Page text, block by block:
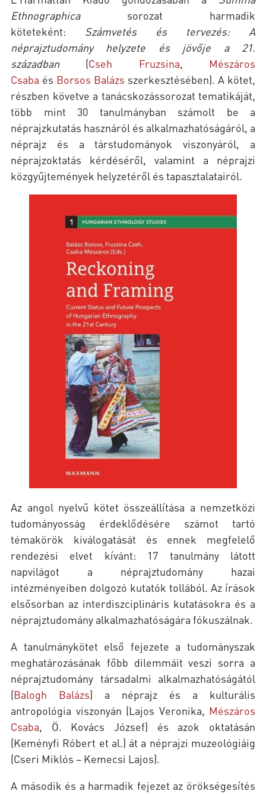
Ethnographicasorozat harmadik
köteteként: Számvetés és tervezés: A
néprajztudomány helyzete és jövője a 21.
században (Cseh Fruzsina
Mészáros
Csaba és Borsos Balázs szerkesztésében). A kötet,
részben követve a tanácskozássorozat tematikáját,
több mint 30 tanulmányban számolt be a
néprajzkutatás hasznáról és alkalmazhatóságáról, a
néprajz és a társtudományok viszonyáról, a
néprajzoktatás kérdéséről, valamint a néprajzi
közgyűjtemények helyzetéről és tapasztalatairól.
Az angol nyelvű kötet összeállítása a nemzetközi
tudományosság érdeklődésére számot tartó
témakörök kiválogatását és ennek megfelelő
rendezési elvet kívánt: 17 tanulmány látott
napvilágot a néprajztudomány hazai
intézményeiben dolgozó kutatók tollából. Az írások
elsősorban az interdiszciplináris kutatásokra és a
néprajztudomány alkalmazhatóságára fókuszálnak.
A tanulmánykötet első fejezete a tudományszak
meghatározásának főbb dilemmáit veszi sorra a
néprajztudomány társadalmi alkalmazhatóságától
(Balogh Balázs) a néprajz és a kulturális
antropológia viszonyán (Lajos Veronika, Mészáros
Csaba, Ö. Kovács József) és azok oktatásán
(Keményfi Róbert et al.) át a néprajzi muzeológiáig
(Cseri Miklós – Kemecsi Lajos).
A második és a harmadik fejezet az örökségesítés